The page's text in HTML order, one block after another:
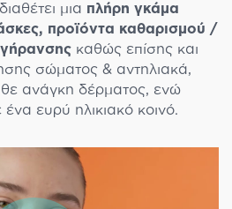
μια πλήρη γκάμα
προϊόντα καθαρισμού /
καθώς επίσης και
σώματος & αντηλιακά,
ανάγκη δέρματος, ενώ
ευρύ ηλικιακό κοινό.